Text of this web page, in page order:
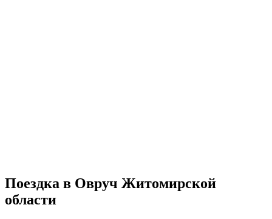
Поездка в Овруч Житомирской
области